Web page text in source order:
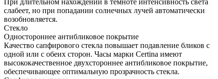
При длительном нахождении в темноте интенсивность света
слабеет, но при попадании солнечных лучей автоматически
возобновляется.
Стекло
Одностороннее антибликовое покрытие
Качество сапфирового стекла повышает подавление бликов с
одной или с обеих сторон. Часы марки Certina имеют
высококачественное двухстороннее антибликовое покрытие,
обеспечивающее оптимальную прозрачность стекла.